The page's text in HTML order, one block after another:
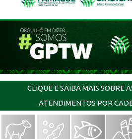
CLIQUE E SAIBA MAIS SOBRE
ATENDIMENTOS POR